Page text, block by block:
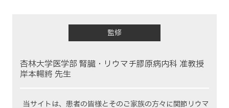
監修
杏林大学医学部 腎臓・リウマチ膠原病内科 准教授
岸本暢將 先生
当サイトは、患者の皆様とそのご家族の方々に関節リウマ